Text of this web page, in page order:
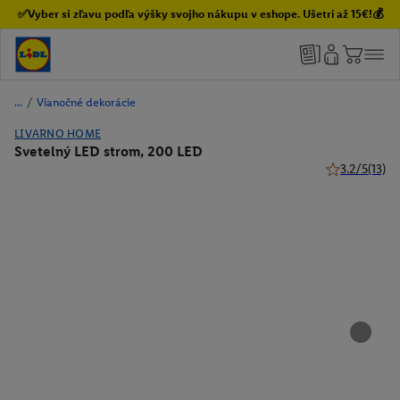
✅Vyber si zľavu podľa výšky svojho nákupu v eshope. Ušetri až 15€!💰
/ Vianočné dekorácie
LIVARNO HOME
Svetelný LED strom, 200 LED
3.2/5(13)